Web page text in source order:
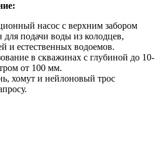
насос с верхним забором
для подачи воды из колодцев,
и естественных водоемов.
в скважинах с глубиной до 10-
от 100 мм.
хомут и нейлоновый трос